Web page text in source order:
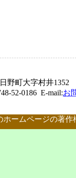
野町大字村井1352
52-0186 E-mail:お
ホームページの著